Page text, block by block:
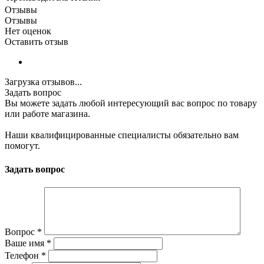
Отзывы
Отзывы
Нет оценок
Оставить отзыв
Загрузка отзывов...
Задать вопрос
Вы можете задать любой интересующий вас вопрос по товару
или работе магазина.
Наши квалифицированные специалисты обязательно вам
помогут.
Задать вопрос
Вопрос *
Ваше имя *
Телефон *